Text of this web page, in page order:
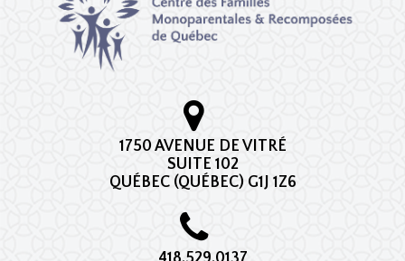
1750 AVENUE DE VITRÉ
SUITE 102
QUÉBEC (QUÉBEC) G1J 1Z6